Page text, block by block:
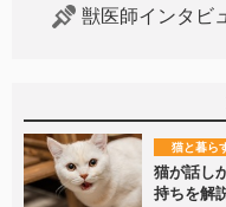
獣医師インタビ
猫と暮ら
猫が話し
持ちを解